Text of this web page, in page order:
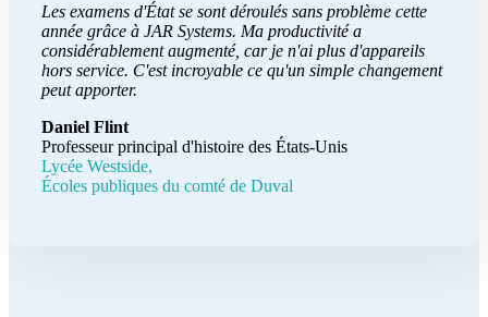
Les examens d'État se sont déroulés sans problème cette
année grâce à JAR Systems. Ma productivité a
considérablement augmenté, car je n'ai plus d'appareils
hors service. C'est incroyable ce qu'un simple changement
peut apporter.
Daniel Flint
Professeur principal d'histoire des États-Unis
Lycée Westside,
Écoles publiques du comté de Duval